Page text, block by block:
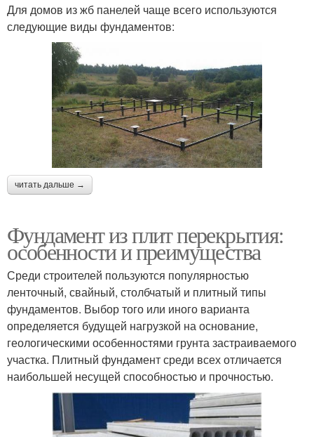
Для домов из жб панелей чаще всего используются
следующие виды фундаментов:
читать дальше →
Фундамент из плит перекрытия:
особенности и преимущества
Среди строителей пользуются популярностью
ленточный, свайный, столбчатый и плитный типы
фундаментов. Выбор того или иного варианта
определяется будущей нагрузкой на основание,
геологическими особенностями грунта застраиваемого
участка. Плитный фундамент среди всех отличается
наибольшей несущей способностью и прочностью.